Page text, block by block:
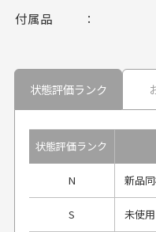
付属品
状態評価ランク
状態評価ランク
N 新品
S 未使用